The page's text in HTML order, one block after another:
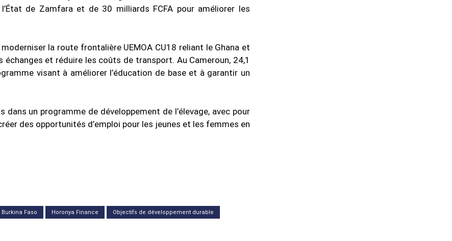
de Zamfara et de 30 milliards FCFA pour améliorer les
la route frontalière UEMOA CU18 reliant le Ghana et
et réduire les coûts de transport. Au Cameroun, 24,1
visant à améliorer l’éducation de base et à garantir un
dans un programme de développement de l’élevage, avec pour
des opportunités d’emploi pour les jeunes et les femmes en
Burkina Faso Horonya Finance Objectifs de développement durable